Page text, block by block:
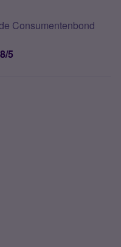
Consumentenbond
5